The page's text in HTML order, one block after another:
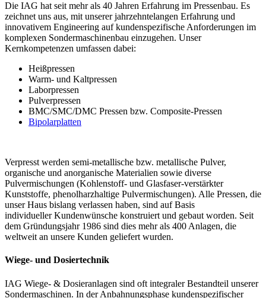
Die IAG hat seit mehr als 40 Jahren Erfahrung im Pressenbau. Es
zeichnet uns aus, mit unserer jahrzehntelangen Erfahrung und
innovativem Engineering auf kundenspezifische Anforderungen im
komplexen Sondermaschinenbau einzugehen. Unser
Kernkompetenzen umfassen dabei:
Heißpressen
Warm- und Kaltpressen
Laborpressen
Pulverpressen
BMC/SMC/DMC Pressen bzw. Composite-Pressen
Bipolarplatten
Verpresst werden semi-metallische bzw. metallische Pulver,
organische und anorganische Materialien sowie diverse
Pulvermischungen (Kohlenstoff- und Glasfaser-verstärkter
Kunststoffe, phenolharzhaltige Pulvermischungen). Alle Pressen, die
unser Haus bislang verlassen haben, sind auf Basis
individueller Kundenwünsche konstruiert und gebaut worden. Seit
dem Gründungsjahr 1986 sind dies mehr als 400 Anlagen, die
weltweit an unsere Kunden geliefert wurden.
Wiege- und Dosiertechnik
IAG Wiege- & Dosieranlagen sind oft integraler Bestandteil unserer
Sondermaschinen. In der Anbahnungsphase kundenspezifischer